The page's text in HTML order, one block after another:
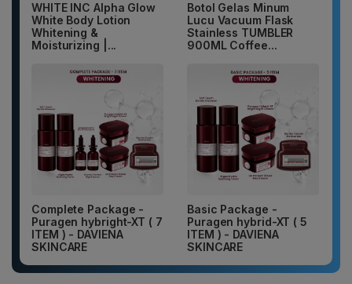
WHITE INC Alpha Glow
White Body Lotion
Whitening &
Moisturizing |...
Botol Gelas Minum
Lucu Vacuum Flask
Stainless TUMBLER
900ML Coffee...
Complete Package -
Puragen hybright-XT ( 7
ITEM ) - DAVIENA
SKINCARE
Basic Package -
Puragen hybrid-XT ( 5
ITEM ) - DAVIENA
SKINCARE